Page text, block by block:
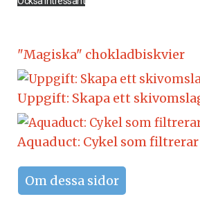
"Magiska" chokladbiskvier
Uppgift: Skapa ett
Aquaduct: Cykel som
Föregående artikel: Om
Om dessa sidor